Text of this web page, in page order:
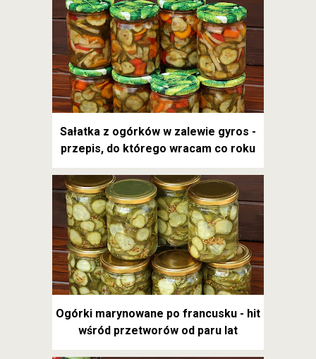
Sałatka z ogórków w zalewie gyros -
przepis, do którego wracam co roku
Ogórki marynowane po francusku - hit
wśród przetworów od paru lat